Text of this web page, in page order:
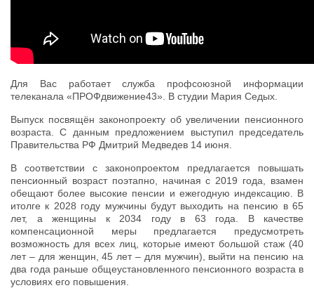
Для Вас работает служба профсоюзной информации
телеканала «ПРОФдвижение43». В студии Мария Седых.
Выпуск посвящён законопроекту об увеличении пенсионного
возраста. С данным предложением выступил председатель
Правительства РФ Дмитрий Медведев 14 июня.
В соответствии с законопроектом предлагается повышать
пенсионный возраст поэтапно, начиная с 2019 года, взамен
обещают более высокие пенсии и ежегодную индексацию. В
итолге к 2028 году мужчины будут выходить на пенсию в 65
лет, а женщины к 2034 году в 63 года. В качестве
компенсационной меры предлагается предусмотреть
возможность для всех лиц, которые имеют большой стаж (40
лет – для женщин, 45 лет – для мужчин), выйти на пенсию на
два года раньше общеустановленного пенсионного возраста в
условиях его повышения.